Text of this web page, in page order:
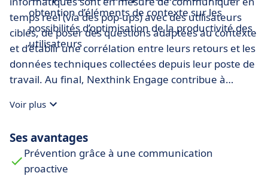
obtention d’éléments de contexte sur les
possibilités d’optimisation de la productivité des
utilisateurs
temps réel (via des pop-ups) avec des utilisateurs
ciblés, de poser des questions adaptées au contexte
et d’établir une corrélation entre leurs retours et les
données techniques collectées depuis leur poste de
travail. Au final, Nexthink Engage contribue à
utilisateurs.
Voir plus
Ses avantages
Prévention grâce à une communication
proactive